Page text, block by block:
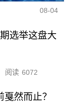
08-04
选举这盘大
阅读 6072
然而止？